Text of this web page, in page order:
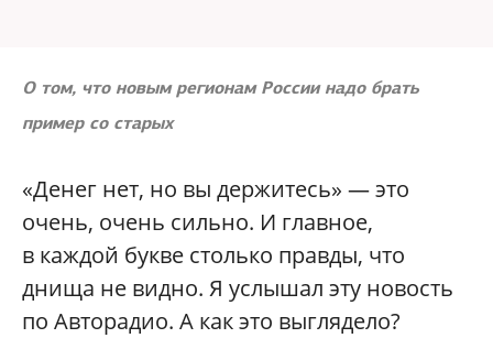
О том, что новым регионам России надо брать
пример со старых
«Денег нет, но вы держитесь» — это
очень, очень сильно. И главное,
в каждой букве столько правды, что
днища не видно. Я услышал эту новость
по Авторадио. А как это выглядело?